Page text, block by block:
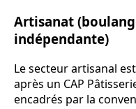
Artisanat
indépendante)
Le secteur artisanal
après un CAP
encadrés par la